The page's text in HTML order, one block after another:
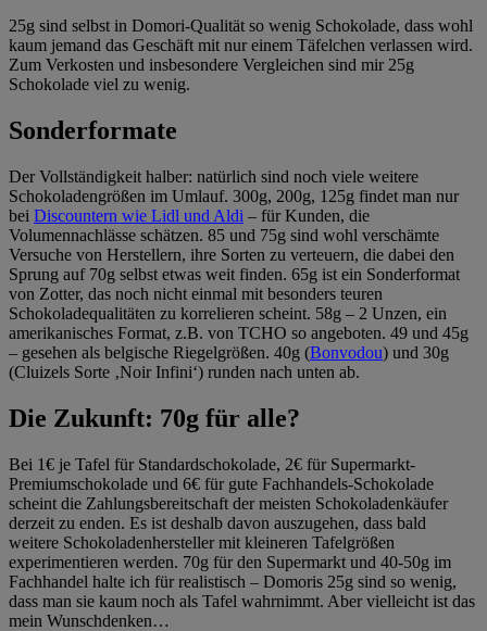
25g sind selbst in Domori-Qualität so wenig Schokolade, dass wohl
kaum jemand das Geschäft mit nur einem Täfelchen verlassen wird.
Zum Verkosten und insbesondere Vergleichen sind mir 25g
Schokolade viel zu wenig.
Sonderformate
Der Vollständigkeit halber: natürlich sind noch viele weitere
Schokoladengrößen im Umlauf. 300g, 200g, 125g findet man nur
bei Discountern wie Lidl und Aldi – für Kunden, die
Volumennachlässe schätzen. 85 und 75g sind wohl verschämte
Versuche von Herstellern, ihre Sorten zu verteuern, die dabei den
Sprung auf 70g selbst etwas weit finden. 65g ist ein Sonderformat
von Zotter, das noch nicht einmal mit besonders teuren
Schokoladequalitäten zu korrelieren scheint. 58g – 2 Unzen, ein
amerikanisches Format, z.B. von TCHO so angeboten. 49 und 45g
– gesehen als belgische Riegelgrößen. 40g (Bonvodou) und 30g
(Cluizels Sorte ‚Noir Infini‘) runden nach unten ab.
Die Zukunft: 70g für alle?
Bei 1€ je Tafel für Standardschokolade, 2€ für Supermarkt-
Premiumschokolade und 6€ für gute Fachhandels-Schokolade
scheint die Zahlungsbereitschaft der meisten Schokoladenkäufer
derzeit zu enden. Es ist deshalb davon auszugehen, dass bald
weitere Schokoladenhersteller mit kleineren Tafelgrößen
experimentieren werden. 70g für den Supermarkt und 40-50g im
Fachhandel halte ich für realistisch – Domoris 25g sind so wenig,
dass man sie kaum noch als Tafel wahrnimmt. Aber vielleicht ist das
mein Wunschdenken…